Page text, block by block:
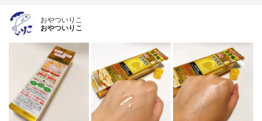
おやついりこ
おやついりこ